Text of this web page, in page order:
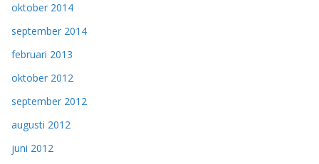
oktober 2014
september 2014
februari 2013
oktober 2012
september 2012
augusti 2012
juni 2012